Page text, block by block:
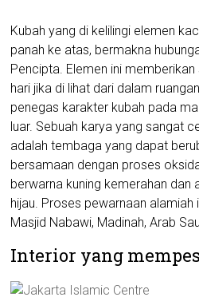
Kubah yang di kelilingi elemen
panah ke atas, bermakna
Pencipta. Elemen ini
hari jika di lihat dari dalam
penegas karakter kubah pada
luar. Sebuah karya yang sangat
adalah tembaga yang dapat
bersamaan dengan proses
berwarna kuning kemerahan dan
hijau. Proses pewarnaan alamiah
Masjid Nabawi, Madinah, Arab
Interior yang